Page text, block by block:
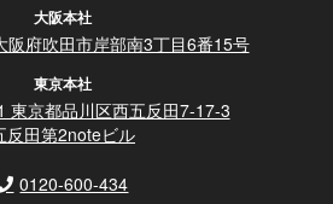
大阪本社
阪府吹田市岸部南3丁目6番15号
東京本社
東京都品川区西五反田7-17-3
反田第2noteビル
0120-600-434